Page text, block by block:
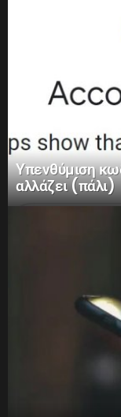
Υπενθύμιση
αλλάζει (πάλι)